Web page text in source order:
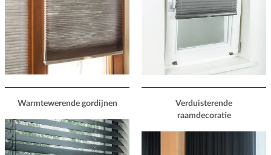
Warmtewerende gordijnen
Verduisterende
raamdecoratie